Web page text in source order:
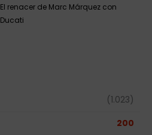
El renacer de Marc Márquez con
Ducati
(1.023)
200